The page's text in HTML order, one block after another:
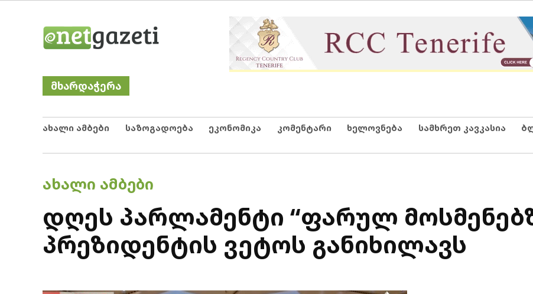
Netgazeti
მხარდაჭერა
ახალი ამბები საზოგადოება ეკონომიკა კომენტარი ხელოვნება სამხრეთ კავკასია
POSTED
ᲐᲮᲐᲚᲘ ᲐᲛᲑᲔᲑᲘ
დღეს პარლამენტი “ფარულ
პრეზიდენტის ვეტოს განიხილავს